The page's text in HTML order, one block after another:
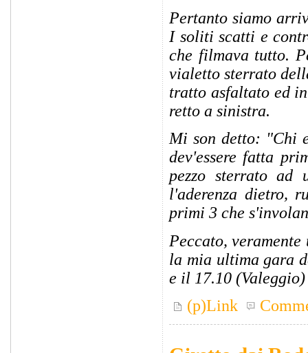
Pertanto siamo
I soliti scatti e
che filmava tutto.
vialetto sterrato
tratto asfaltato ed
retto a sinistra.
Mi son detto: "Chi
dev'essere fatta
pezzo sterrato ad
l'aderenza dietro,
primi 3 che
Peccato,
la mia ultima gara
e il 17.10
(p)Link